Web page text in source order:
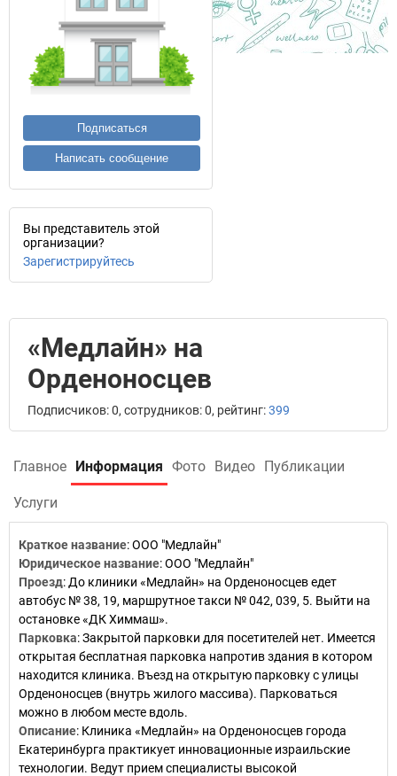
Подписаться
Написать сообщение
Вы представитель этой
организации?
Зарегистрируйтесь
«Медлайн» на
Орденоносцев
Подписчиков: 0, сотрудников: 0, рейтинг:399
Главное Информация Фото Видео Публикации
Услуги
Краткое название:ООО "Медлайн"
Юридическое название:ООО "Медлайн"
Проезд: До клиники «Медлайн» на Орденоносцев едет
автобус № 38, 19, маршрутное такси № 042, 039, 5. Выйти на
остановке «ДК Химмаш».
Парковка:Закрытой парковки для посетителей нет. Имеется
открытая бесплатная парковка напротив здания в котором
находится клиника. Въезд на открытую парковку с улицы
Орденоносцев (внутрь жилого массива). Парковаться
можно в любом месте вдоль.
Описание: Клиника «Медлайн» на Орденоносцев города
Екатеринбурга практикует инновационные израильские
технологии. Ведут прием специалисты высокой